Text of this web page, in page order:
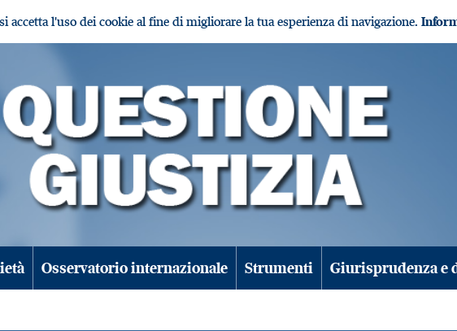
accetta l'uso dei cookie al fine di migliorare la tua esperienza di navigazione.
Osservatorio internazionale Strumenti Giurisprudenza e